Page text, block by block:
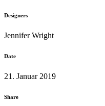
Designers
Jennifer Wright
Date
21. Januar 2019
Share